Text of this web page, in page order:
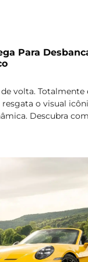
Para
volta. Totalmente
o visual
Descubra